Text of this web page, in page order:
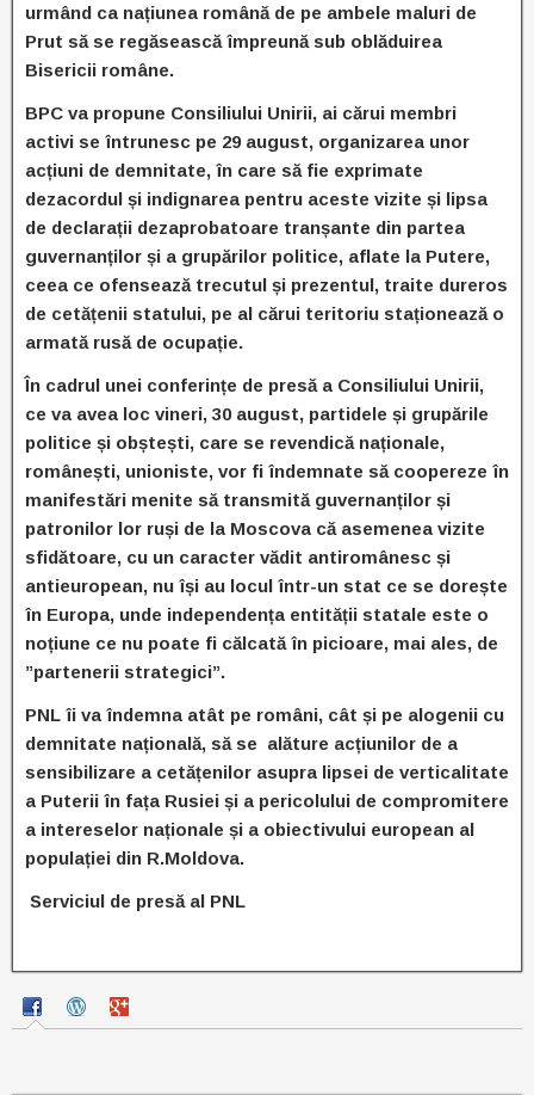
urmând ca națiunea română de pe ambele maluri de
Prut să se regăsească împreună sub oblăduirea
Bisericii române.
BPC va propune Consiliului Unirii, ai cărui membri
activi se întrunesc pe 29 august, organizarea unor
acțiuni de demnitate, în care să fie exprimate
dezacordul și indignarea pentru aceste vizite și lipsa
de declarații dezaprobatoare tranșante din partea
guvernanților și a grupărilor politice, aflate la Putere,
ceea ce ofensează trecutul și prezentul, traite dureros
de cetățenii statului, pe al cărui teritoriu staționează o
armată rusă de ocupație.
În cadrul unei conferințe de presă a Consiliului Unirii,
ce va avea loc vineri, 30 august, partidele și grupările
politice și obștești, care se revendică naționale,
românești, unioniste, vor fi îndemnate să coopereze în
manifestări menite să transmită guvernanților și
patronilor lor ruși de la Moscova că asemenea vizite
sfidătoare, cu un caracter vădit antiromânesc și
antieuropean, nu își au locul într-un stat ce se dorește
în Europa, unde independența entității statale este o
noțiune ce nu poate fi călcată în picioare, mai ales, de
”partenerii strategici”.
PNL îi va îndemna atât pe români, cât și pe alogenii cu
demnitate națională, să se alăture acțiunilor de a
sensibilizare a cetățenilor asupra lipsei de verticalitate
a Puterii în fața Rusiei și a pericolului de compromitere
a intereselor naționale și a obiectivului european al
populației din R.Moldova.
Serviciul de presă al PNL